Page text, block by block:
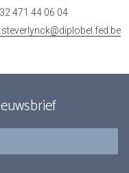
471 44 06 04